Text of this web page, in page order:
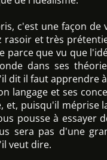
c'est une façon de
rasoir et très
parce que vu que
dans ses
dit il faut apprendre
langage et ses
et, puisqu'il méprise
pousse à essayer
sera pas d'une
veut dire.